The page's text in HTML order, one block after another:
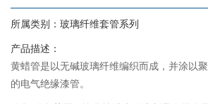
所属类别： 玻璃纤维套管系列
产品描述：
黄蜡管是以无碱玻璃纤维编织而成，并涂以
的电气绝缘漆管。